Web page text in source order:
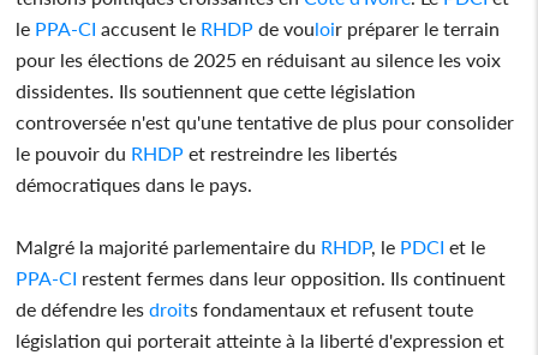
le PPA-CI accusent le RHDP de vouloir préparer le terrain
pour les élections de 2025 en réduisant au silence les voix
dissidentes. Ils soutiennent que cette législation
controversée n'est qu'une tentative de plus pour consolider
le pouvoir du RHDP et restreindre les libertés
démocratiques dans le pays.
Malgré la majorité parlementaire du RHDP, le PDCI et le
PPA-CI restent fermes dans leur opposition. Ils continuent
de défendre lesdroits fondamentaux et refusent toute
législation qui porterait atteinte à la liberté d'expression et